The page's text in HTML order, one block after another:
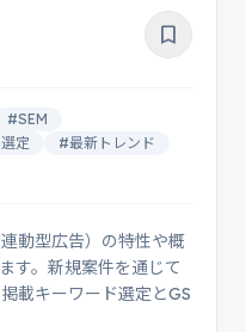
bookmark_border
#SEM
定
#最新トレンド
動型広告）の特性や概
す。新規案件を通じて
載キーワード選定とGS